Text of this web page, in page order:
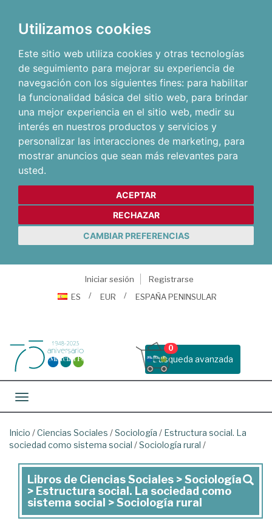
Utilizamos cookies
Este sitio web utiliza cookies y otras tecnologías
de seguimiento para mejorar su experiencia de
navegación con los siguientes fines: para habilitar
la funcionalidad básica del sitio web, para brindar
una mejor experiencia en el sitio web, medir su
interés en nuestros productos y servicios y
personalizar las interacciones de marketing, para
mostrar anuncios que sean más relevantes para
usted.
ACEPTAR
RECHAZAR
CAMBIAR PREFERENCIAS
Iniciar sesión
Registrarse
ES
EUR ESPAÑA PENINSULAR
Busqueda avanzada
0
Toggle navigation
Inicio /Ciencias Sociales /Sociología / Estructura social. La
sociedad como sistema social /Sociología rural /
Libros
de
Ciencias
Libros de Ciencias Sociales > Sociología
> Estructura social. La sociedad como
sistema social > Sociología rural